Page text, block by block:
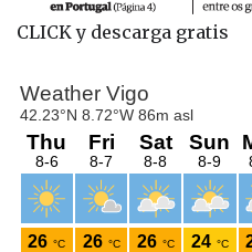
CLICK y descarga gratis